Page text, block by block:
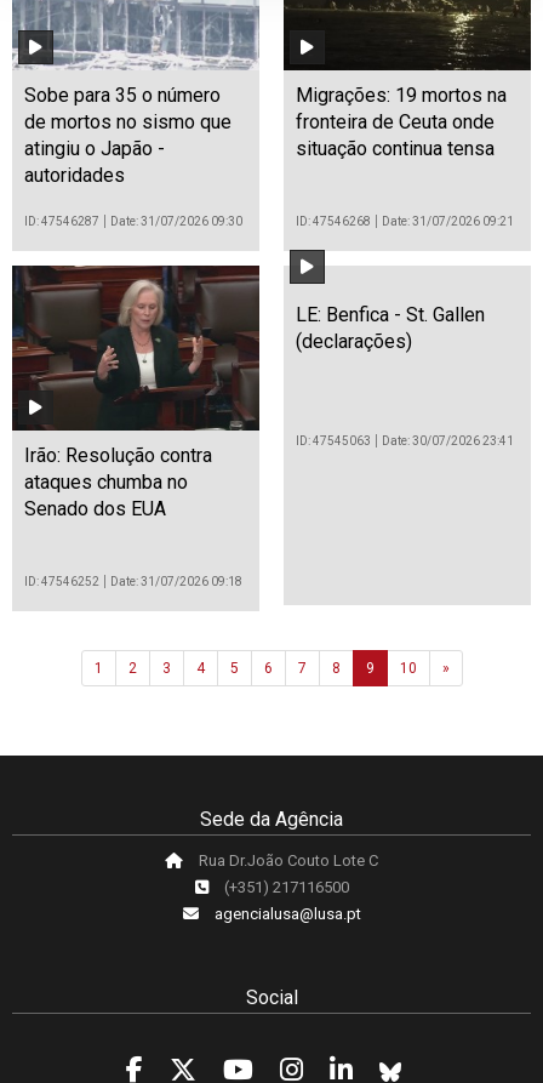
Sobe para 35 o número
de mortos no sismo que
atingiu o Japão -
autoridades
ID: 47546287 Date: 31/07/2026 09:30
Migrações: 19 mortos na
fronteira de Ceuta onde
situação continua tensa
ID: 47546268 Date: 31/07/2026 09:21
Irão: Resolução contra
ataques chumba no
Senado dos EUA
ID: 47546252 Date: 31/07/2026 09:18
LE: Benfica - St. Gallen
(declarações)
ID: 47545063 Date: 30/07/2026 23:41
1 2 3 4 5 6 7 8 9 10 »Next
Sede da Agência
Rua Dr.João Couto Lote C
(+351) 217116500
agencialusa@lusa.pt
Social